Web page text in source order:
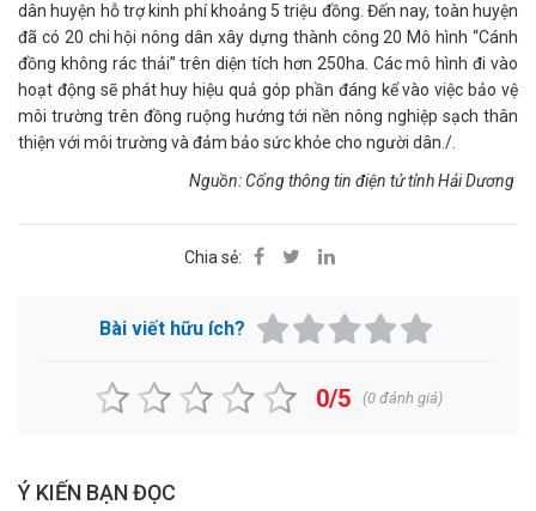
dân huyện hỗ trợ kinh phí khoảng 5 triệu đồng. Đến nay, toàn huyện
đã có 20 chi hội nông dân xây dựng thành công 20 Mô hình “Cánh
đồng không rác thải” trên diện tích hơn 250ha. Các mô hình đi vào
hoạt động sẽ phát huy hiệu quả góp phần đáng kể vào việc bảo vệ
môi trường trên đồng ruộng hướng tới nền nông nghiệp sạch thân
thiện với môi trường và đảm bảo sức khỏe cho người dân./.
Nguồn: Cổng thông tin điện tử tỉnh Hải Dương
Chia sẻ:
Bài viết hữu ích?
0/5 (0đánh giá)
Ý KIẾN BẠN ĐỌC